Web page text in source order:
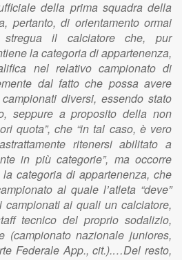
della prima squadra della
pertanto, di orientamento ormai
il calciatore che, pur
la categoria di appartenenza,
nel relativo campionato di
dal fatto che possa avere
diversi, essendo stato
seppure a proposito della non
quota”, che “in tal caso, è vero
ritenersi abilitato a
in più categorie”, ma occorre
categoria di appartenenza, che
al quale l’atleta “deve”
campionati ai quali un calciatore,
tecnico del proprio sodalizio,
(campionato nazionale juniores,
Federale App., cit.).…Del resto,